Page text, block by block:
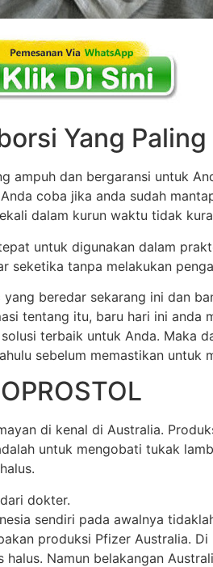
Yang
ampuh dan bergaransi untuk
coba jika anda sudah
dalam kurun waktu tidak
untuk digunakan dalam
seketika tanpa melakukan
beredar sekarang ini dan
tentang itu, baru hari ini anda
terbaik untuk Anda. Maka
sebelum memastikan untuk
di kenal di Australia.
untuk mengobati tukak
dokter.
sendiri pada awalnya
produksi Pfizer Australia.
Namun belakangan